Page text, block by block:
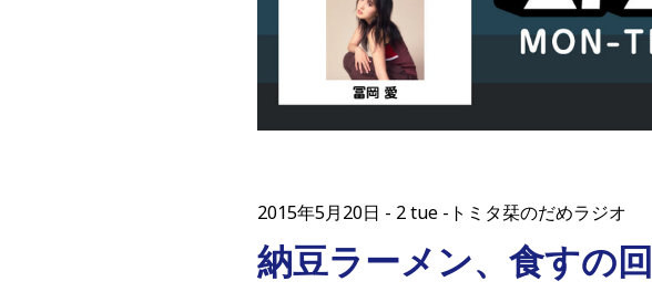
2015年5月20日 2 tue -トミタ栞のだめラジオ
納豆ラーメン、食すの回